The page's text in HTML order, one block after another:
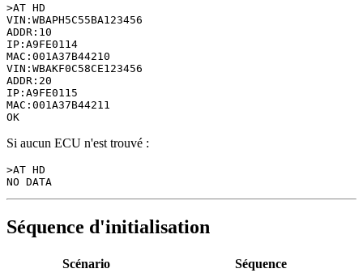
>AT HD
VIN:WBAPH5C55BA123456
ADDR:10
IP:A9FE0114
MAC:001A37B44210
VIN:WBAKF0C58CE123456
ADDR:20
IP:A9FE0115
MAC:001A37B44211
Si aucun ECU n'est trouvé :
>AT HD
Séquence d'initialisation
Scénario
Séquence